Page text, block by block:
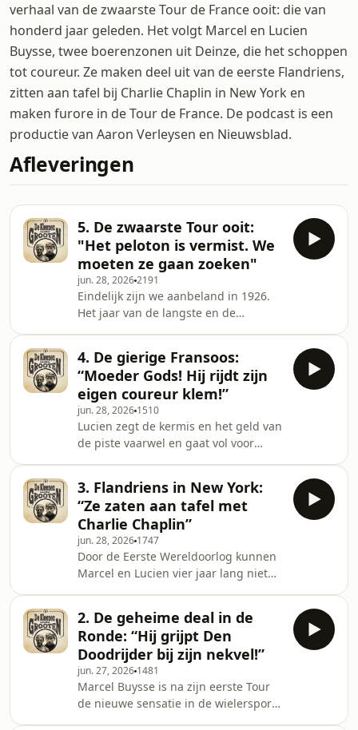
verhaal van de zwaarste Tour de France ooit: die van
honderd jaar geleden. Het volgt Marcel en Lucien
Buysse, twee boerenzonen uit Deinze, die het schoppen
tot coureur. Ze maken deel uit van de eerste Flandriens,
zitten aan tafel bij Charlie Chaplin in New York en
maken furore in de Tour de France. De podcast is een
productie van Aaron Verleysen en Nieuwsblad.
Afleveringen
5. De zwaarste Tour ooit:
"Het peloton is vermist. We
moeten ze gaan zoeken"
jun. 28, 20262191
Eindelijk zijn we aanbeland in 1926.
Het jaar van de langste en de
heel wat pech: een persoonlijk drama,
moeilijke eerste dagen en een nieuwe
Vlaamse concurrent. Maar als Lucien
aan de voet van de echte cols staat,
kijkt hij omhoog. En daar ziet hij
dreigende wolken...&nbsp; De
Kleenen en de Grooten is een podcast
van Aaro
4. De gierige Fransoos:
“Moeder Gods! Hij rijdt zijn
eigen coureur klem!”
jun. 28, 2026 1510
Lucien zegt de kermis en het geld van
de piste vaarwel en gaat vol voor
P&eacute;lissier, een arrogante
Fransman die niemand iets gunt.
Lucien rijdt in de Tour van 1923 met
de besten mee, maar dan gebeurt
iets waardoor hij huilend aan de kant
van de weg staat: &ldquo;Dit kan toch
niet! Ze rijden hem gewoon in de
kant!&rdq
3. Flandriens in New York:
“Ze zaten aan tafel met
Charlie Chaplin”
jun. 28, 2026 1747
Door de Eerste Wereldoorlog kunnen
Marcel en Lucien vier jaar lang niet
omgekeerd: Lucien blijkt sterker
geworden, terwijl Marcel vaker
dronken dan nuchter aan de start
staat. Hij keert zich naar de piste, en
die opent deuren: Marcel en Lucien
worden lid van de mythische
Flandriens, en kunnen zo gaan
2. De geheime deal in de
Ronde: “Hij grijpt Den
Doodrijder bij zijn nekvel!”
jun. 27, 2026 1481
Marcel Buysse is na zijn eerste Tour
de nieuwe sensatie in de wielersport.